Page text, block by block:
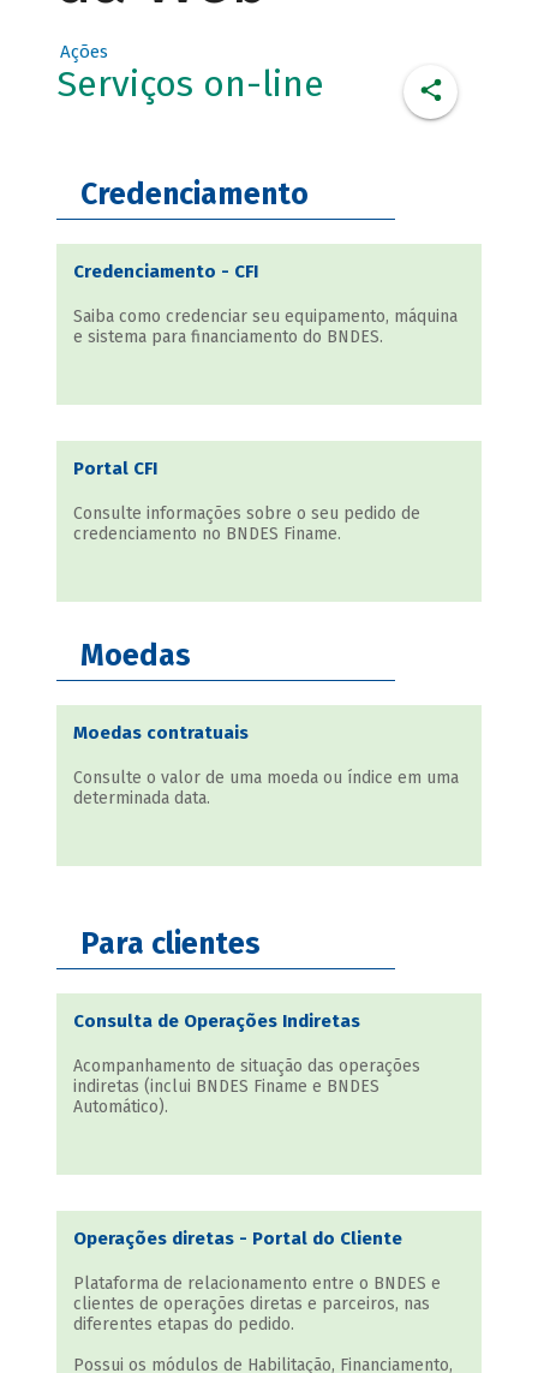
Ações
Serviços on-line
Credenciamento
Credenciamento - CFI
Saiba como credenciar seu equipamento, máquina
e sistema para financiamento do BNDES.
Portal CFI
Consulte informações sobre o seu pedido de
credenciamento no BNDES Finame.
Moedas
Moedas contratuais
Consulte o valor de uma moeda ou índice em uma
determinada data.
Para clientes
Consulta de Operações Indiretas
Acompanhamento de situação das operações
indiretas (inclui BNDES Finame e BNDES
Automático).
Operações diretas - Portal do Cliente
Plataforma de relacionamento entre o BNDES e
clientes de operações diretas e parceiros, nas
diferentes etapas do pedido.
Possui os módulos de Habilitação, Financiamento,